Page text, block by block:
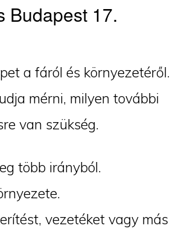
Budapest 17.
a fáról és környezetéről.
mérni, milyen további
van szükség.
több irányból.
vezetéket vagy más